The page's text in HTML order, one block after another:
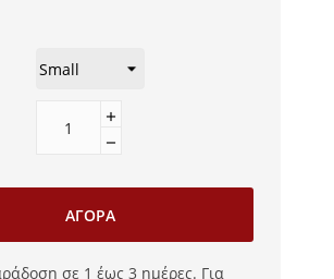
ΑΓΟΡΆ
σε 1 έως 3 ημέρες. Για